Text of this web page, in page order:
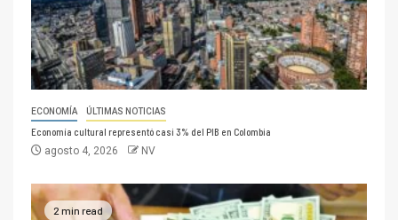
ECONOMÍA ÚLTIMAS NOTICIAS
Economía cultural representó casi 3% del PIB en Colombia
agosto 4, 2026 NV
2 min read